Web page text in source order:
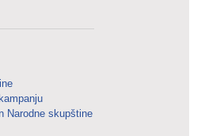
Narodne skupštine